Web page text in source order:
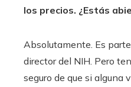
los precios. ¿Estás
Absolutamente. Es
director del NIH. Pero
seguro de que si alguna